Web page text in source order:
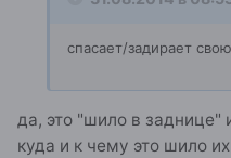
спасает/задирает
да, это "шило в заднице"
куда и к чему это шило